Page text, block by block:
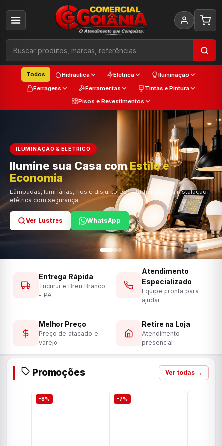
Todos Hidráulica Elétrica
Iluminação
Ferragens
Ferramentas
Tintas e Pintura
Pisos e Revestimentos
ILUMINAÇÃO & ELÉTRICO
Ilumine sua Casa comEstilo e
Economia
Lâmpadas, luminárias, fios e disjuntores — tudo para sua instalação
elétrica com segurança.
Ver Lustres WhatsApp
Cada
Trabalho
Ver Ferramentas WhatsApp
Cor e Qualidade
Ver Tintas WhatsApp
Entrega Rápida
Tucuruí e Breu Branco
- PA
Atendimento
Especializado
Equipe pronta para
ajudar
Melhor Preço
Preço de atacado e
varejo
Retire na Loja
Atendimento
presencial
Promoções Ver todas →
-8% -7%